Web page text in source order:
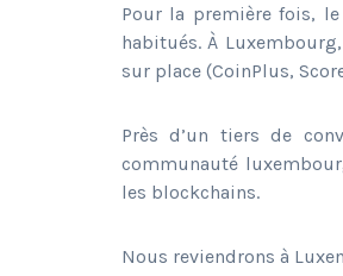
Pour la première fois,
habitués. À
sur place (CoinPlus,
Près d’un tiers de
communauté
les blockchains.
Nous reviendrons à